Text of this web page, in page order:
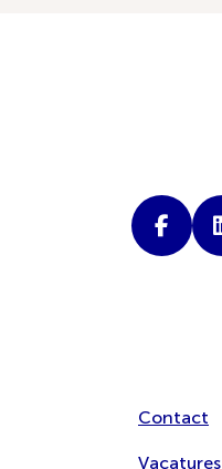
Contact
Vacatures